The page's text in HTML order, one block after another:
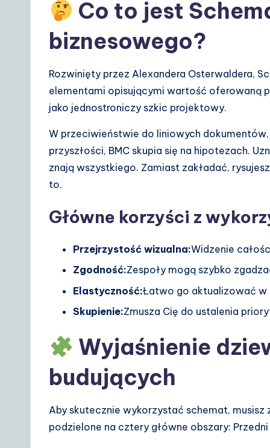
ft
w
Co to jest
biznesowego?
Rozwinięty przez Alexandera Osterwaldera,
elementami opisującymi wartość oferowaną
jako jednostroniczy szkic projektowy.
W przeciwieństwie do liniowych
przyszłości, BMC skupia się na hipotezach.
znają wszystkiego. Zamiast zakładać,
to.
Główne korzyści z
Przejrzystość wizualna:Widzenie
Zgodność:Zespoły mogą szybko
Elastyczność:Łatwo go aktualizować w
Skupienie:Zmusza Cię do ustalenia
Wyjaśnienie
budujących
Aby skutecznie wykorzystać schemat,
podzielone na cztery główne obszary: